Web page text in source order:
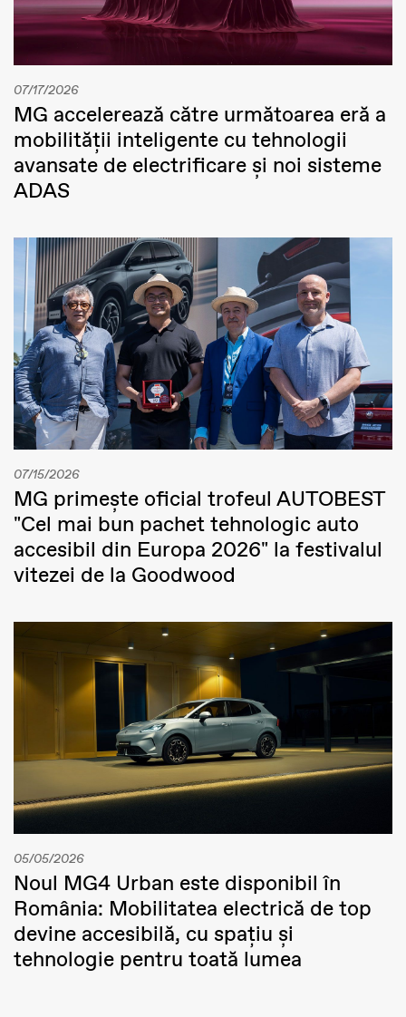
07/17/2026
MG accelerează către următoarea eră a
mobilității inteligente cu tehnologii
avansate de electrificare și noi sisteme
ADAS
07/15/2026
MG primește oficial trofeul AUTOBEST
"Cel mai bun pachet tehnologic auto
accesibil din Europa 2026" la festivalul
vitezei de la Goodwood
05/05/2026
Noul MG4 Urban este disponibil în
România: Mobilitatea electrică de top
devine accesibilă, cu spațiu și
tehnologie pentru toată lumea